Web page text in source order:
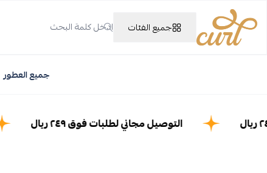
Curl Perfume
جميع الفئات
جميع العطور
التوصيل مجاني لطلبات فوق ٢٤٩ ريال